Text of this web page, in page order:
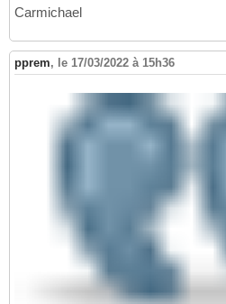
Carmichael
pprem, le 17/03/2022 à 15h36